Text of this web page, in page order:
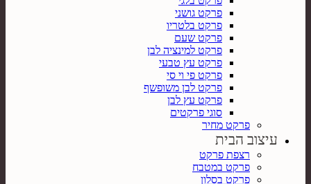
פרקט גושני
פרקט בלטריו
פרקט שעם
פרקט למינציה לבן
פרקט עץ טבעי
פרקט פי וי סי
פרקט לבן משופשף
פרקט עץ לבן
סוגי פרקטים
פרקט מחיר
עיצוב הבית
רצפת פרקט
פרקט במטבח
פרקט בסלון